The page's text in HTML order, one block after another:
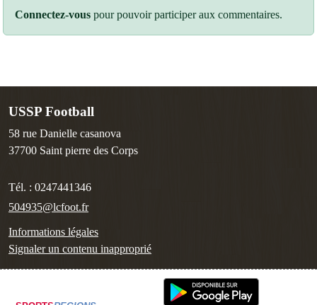
Connectez-vous pour pouvoir participer aux commentaires.
USSP Football
58 rue Danielle casanova
37700 Saint pierre des Corps
Tél. : 0247441346
504935@lcfoot.fr
Informations légales
Signaler un contenu inapproprié